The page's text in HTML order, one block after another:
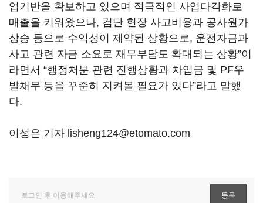
업기반을 확보하고 있으며 적극적인 사업다각화로
매출을 키워왔으나, 검단 현장 사고비용과 공사원가
상승 등으로 수익성이 제약된 상황으로, 운전자금과
사고 관련 자금 소요로 재무부담도 확대되는 상황”이
라면서 “행정처분 관련 진행상황과 차입금 및 PF우
발채무 등을 꾸준히 지켜볼 필요가 있다”라고 말했
다.
이성은 기자 lisheng124@etomato.com